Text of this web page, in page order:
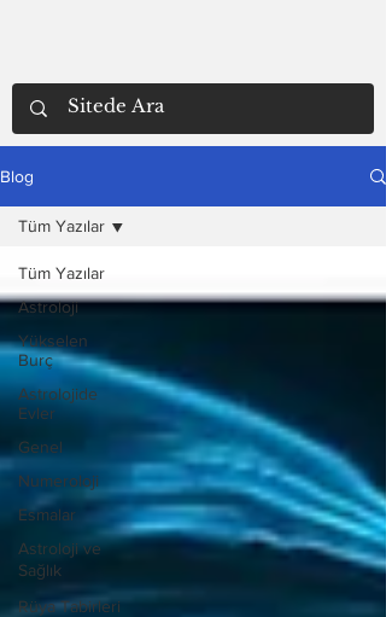
Blog
Tüm Yazılar
Astroloji
Yükselen
Burç
Astrolojide
Evler
Genel
Numeroloji
Esmalar
Astroloji ve
Sağlık
Rüya Tabirleri
Tüm Yazılar